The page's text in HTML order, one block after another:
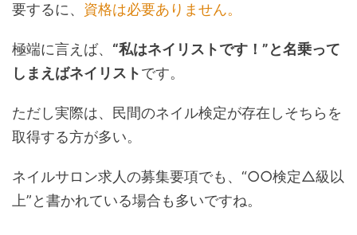
要するに、 資格は必要ありません。
極端に言えば、 “私はネイリストです！”と名乗って
しまえばネイリストです。
ただし実際は、民間のネイル検定が存在しそちらを
取得する方が多い。
ネイルサロン求人の募集要項でも、“○○検定△級以
上”と書かれている場合も多いですね。